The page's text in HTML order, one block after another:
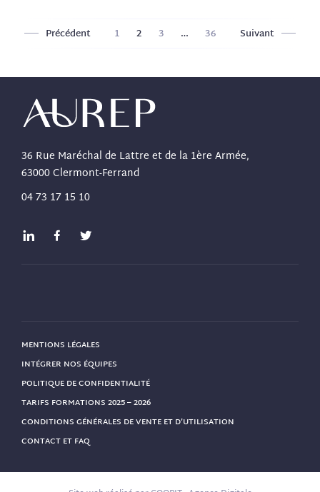
Pagination
des
publications
Précédent 1 2 3 … 36 Suivant
36 Rue Maréchal de Lattre et de la 1ère Armée,
63000 Clermont-Ferrand
04 73 17 15 10
MENTIONS LÉGALES
INTÉGRER NOS ÉQUIPES
POLITIQUE DE CONFIDENTIALITÉ
TARIFS FORMATIONS 2025 – 2026
CONDITIONS GÉNÉRALES DE VENTE ET D’UTILISATION
CONTACT ET FAQ